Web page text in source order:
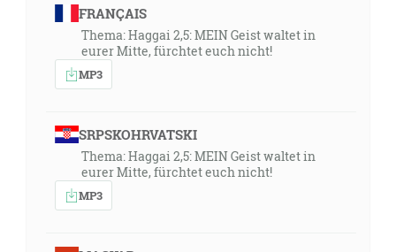
FRANÇAIS
Thema: Haggai 2,5: MEIN Geist waltet in
eurer Mitte, fürchtet euch nicht!
MP3
SRPSKOHRVATSKI
Thema: Haggai 2,5: MEIN Geist waltet in
eurer Mitte, fürchtet euch nicht!
MP3